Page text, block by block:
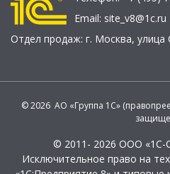
Email: site_v8@1c.ru
Отдел продаж: г. Москва, улица
© 2026 АО «Группа 1С»
© 2011- 2026 ООО «1С-
Исключительное право на